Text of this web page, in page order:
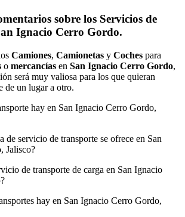
sobre los Servicios de
Ignacio Cerro Gordo.
Camiones, Camionetas y Coches para
o mercancías en San Ignacio Cerro Gordo,
será muy valiosa para los que quieran
de un lugar a otro.
hay en San Ignacio Cerro Gordo,
de servicio de transporte se ofrece en San
Jalisco?
de transporte de carga en San Ignacio
hay en San Ignacio Cerro Gordo,